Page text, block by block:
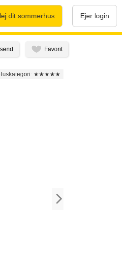
dit sommerhus Ejer login
★★★★★